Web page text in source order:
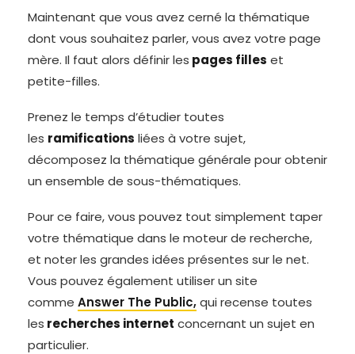
Maintenant que vous avez cerné la thématique
dont vous souhaitez parler, vous avez votre page
mère. Il faut alors définir les pages filles et
petite-filles.
Prenez le temps d’étudier toutes
les ramifications liées à votre sujet,
décomposez la thématique générale pour obtenir
un ensemble de sous-thématiques.
Pour ce faire, vous pouvez tout simplement taper
votre thématique dans le moteur de recherche,
et noter les grandes idées présentes sur le net.
Vous pouvez également utiliser un site
comme Answer The Public,qui recense toutes
les recherches internet concernant un sujet en
particulier.